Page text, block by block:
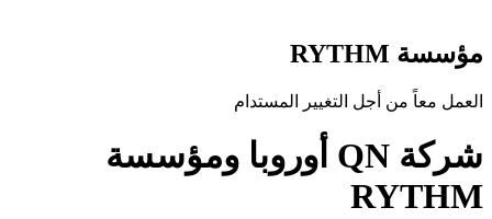
مؤسسة RYTHM
العمل معاً من أجل التغيير المستدام
شركة QN أوروبا ومؤسسة
RYTHM